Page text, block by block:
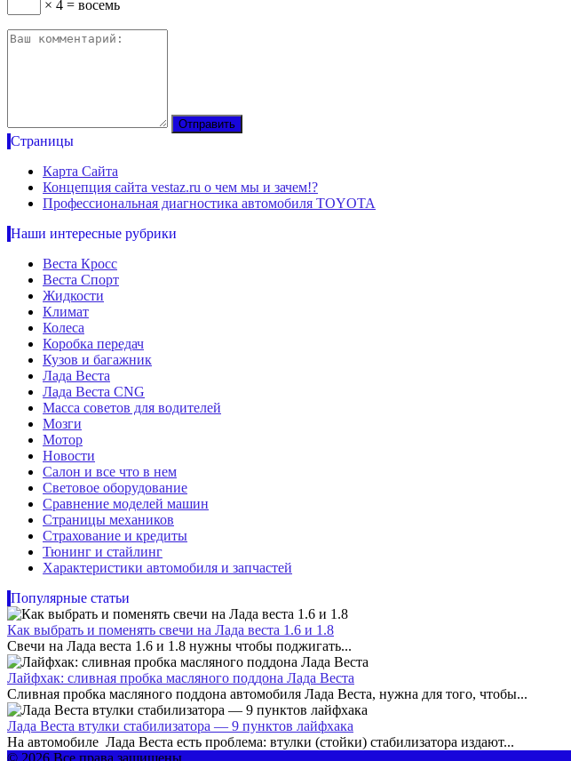
× 4 = восемь
Страницы
Карта Сайта
Концепция сайта vestaz.ru о чем мы и зачем!?
Профессиональная диагностика автомобиля TOYOTA
Наши интересные рубрики
Веста Кросс
Веста Спорт
Жидкости
Климат
Колеса
Коробка передач
Кузов и багажник
Лада Веста
Лада Веста CNG
Масса советов для водителей
Мозги
Мотор
Новости
Салон и все что в нем
Световое оборудование
Сравнение моделей машин
Страницы механиков
Страхование и кредиты
Тюнинг и стайлинг
Характеристики автомобиля и запчастей
Популярные статьи
Как выбрать и поменять свечи на Лада веста 1.6 и 1.8
Свечи на Лада веста 1.6 и 1.8 нужны чтобы поджигать...
Лайфхак: сливная пробка масляного поддона Лада Веста
Сливная пробка масляного поддона автомобиля Лада Веста, нужна для того, чтобы...
Лада Веста втулки стабилизатора — 9 пунктов лайфхака
На автомобиле Лада Веста есть проблема: втулки (стойки) стабилизатора издают...
© 2026 Все права защищены.